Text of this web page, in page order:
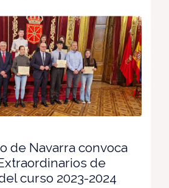
de Navarra convoca
de
curso 2023-2024